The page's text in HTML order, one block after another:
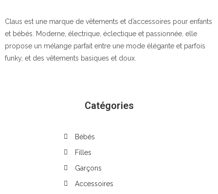
Claus est une marque de vêtements et d’accessoires pour enfants
et bébés. Moderne, électrique, éclectique et passionnée, elle
propose un mélange parfait entre une mode élégante et parfois
funky, et des vêtements basiques et doux.
Catégories
Bébés
Filles
Garçons
Accessoires